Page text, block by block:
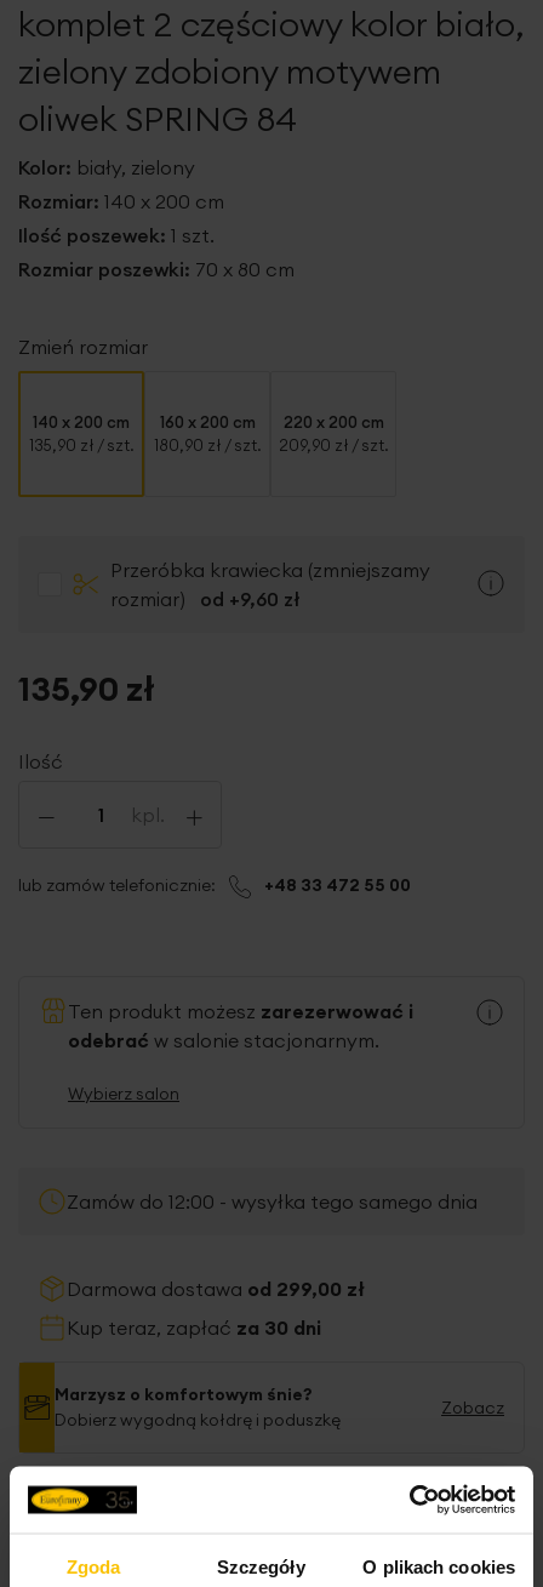
Zgoda Szczegóły O plikach cookies
komplet 2 częściowy kolor biało,
zielony zdobiony motywem
oliwek SPRING 84
Kolor: biały, zielony
Rozmiar: 140 x 200 cm
Ilość poszewek: 1 szt.
Rozmiar poszewki: 70 x 80 cm
Zmień rozmiar
140 x 200 cm
135,90 zł / szt.
160 x 200 cm
180,90 zł / szt.
220 x 200 cm
209,90 zł / szt.
Przeróbka krawiecka (zmniejszamy
rozmiar)
od +9,60 zł
Ilość
- kpl. +
135,90 zł
lub zamów telefonicznie: +48 33 472 55 00
Ten produkt możesz zarezerwować i
odebrać w salonie stacjonarnym.
Wybierz salon
Zamów do 12:00 - wysyłka tego samego dnia
Darmowa dostawa od 299,00 zł
Kup teraz, zapłać za 30 dni
Marzysz o komfortowym śnie?
Dobierz wygodną kołdrę i poduszkę
Zobacz